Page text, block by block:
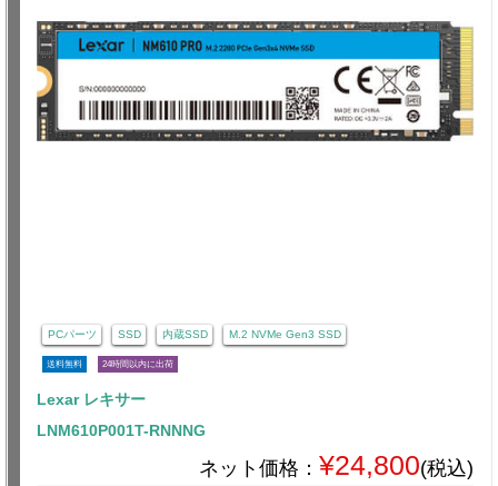
PCパーツ SSD 内蔵SSD M.2 NVMe Gen3 SSD
送料無料 24時間以内に出荷
Lexar レキサー
LNM610P001T-RNNNG
ネット価格： ¥24,800(税込)